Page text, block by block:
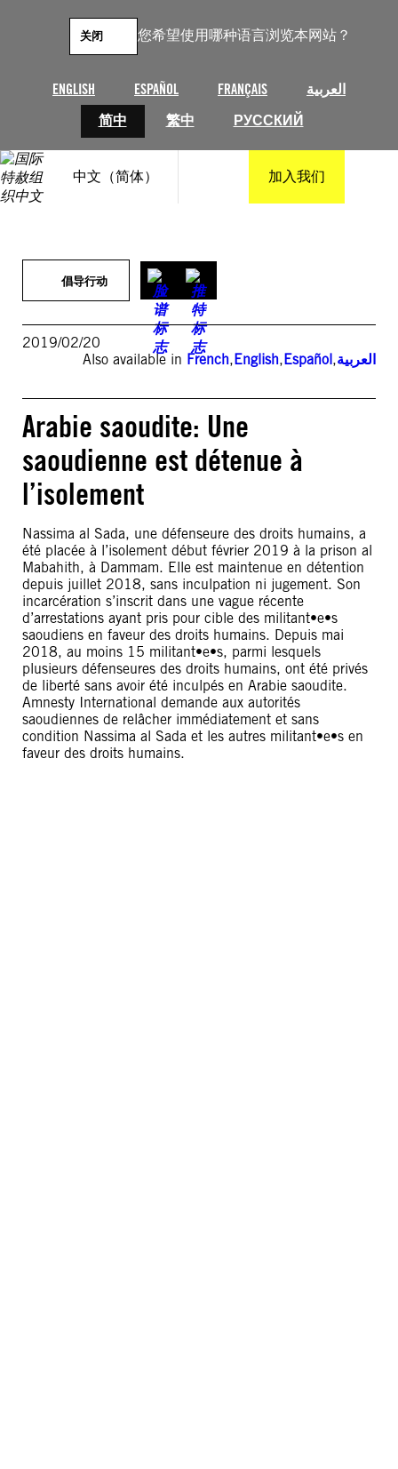
您希望使用哪种语言浏览本网站？
ENGLISH ESPAÑOL FRANÇAIS
العربية
简中
繁中 РУССКИЙ
关闭
中文（简体） 加入我们
倡导行动
2019/02/20
Also available in French,English,Español,العربية
Arabie saoudite: Une
saoudienne est détenue à
l’isolement
Nassima al Sada, une défenseure des droits humains, a
été placée à l’isolement début février 2019 à la prison al
Mabahith, à Dammam. Elle est maintenue en détention
depuis juillet 2018, sans inculpation ni jugement. Son
incarcération s’inscrit dans une vague récente
d’arrestations ayant pris pour cible des militant•e•s
saoudiens en faveur des droits humains. Depuis mai
2018, au moins 15 militant•e•s, parmi lesquels
plusieurs défenseures des droits humains, ont été privés
de liberté sans avoir été inculpés en Arabie saoudite.
Amnesty International demande aux autorités
saoudiennes de relâcher immédiatement et sans
condition Nassima al Sada et les autres militant•e•s en
faveur des droits humains.